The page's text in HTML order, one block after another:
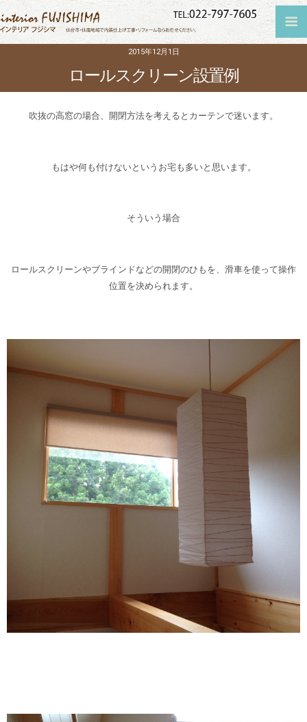
2015年12月1日
ロールスクリーン設置例
吹抜の高窓の場合、開閉方法を考えるとカーテンで迷います。
もはや何も付けないというお宅も多いと思います。
そういう場合
ロールスクリーンやブラインドなどの開閉のひもを、滑車を使って操作
位置を決められます。